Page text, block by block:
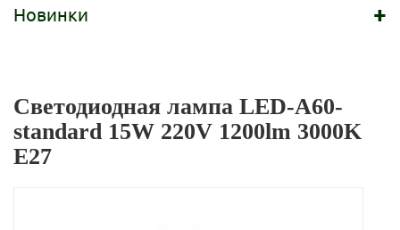
Новинки +
Светодиодная лампа LED-A60-
standard 15W 220V 1200lm 3000K
E27